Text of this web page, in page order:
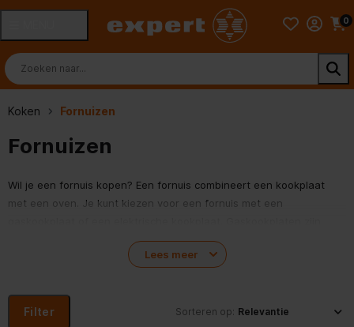
0
Koken Fornuizen
Fornuizen
Wil je een fornuis kopen? Een fornuis combineert een kookplaat
met een oven. Je kunt kiezen voor een fornuis met een
snel, precies en hebben een lange levensduur. Elektrische
kookplaten zijn daarentegen makkelijk schoon te houden en veilig
wilt je toch liever persoonlijk advies? Neem dan gerust contact op
met één van onze 140 Expertwinkels.
Lees meer
Filter Sorteren op: